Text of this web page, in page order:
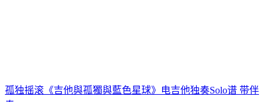
孤独摇滚《吉他與孤獨與藍色星球》电吉他独奏Solo谱 带伴